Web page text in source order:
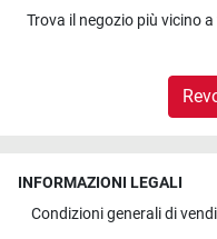
Trova il negozio più vicino a
INFORMAZIONI LEGALI
Condizioni generali di